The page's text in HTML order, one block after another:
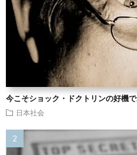
今こそショック・ドクトリンの好機
日本社会